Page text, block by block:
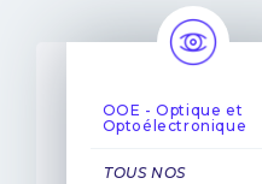
OOE - Optique et
Optoélectronique
TOUS NOS